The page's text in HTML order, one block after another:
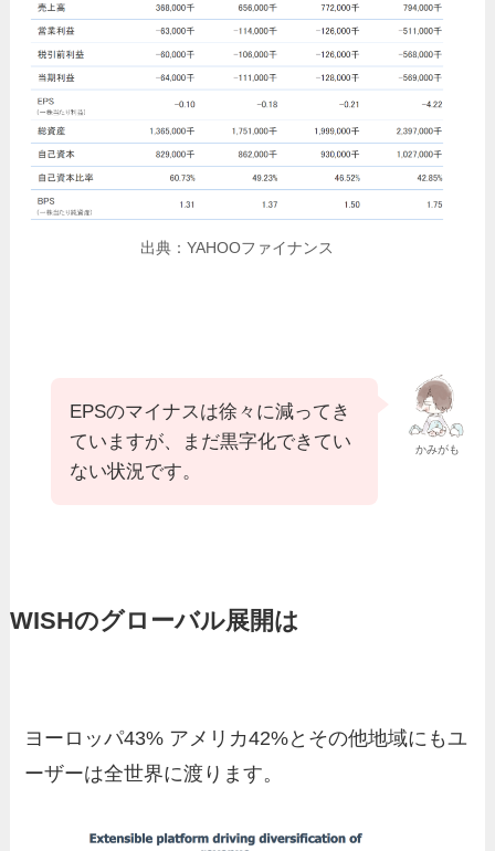
出典：YAHOOファイナンス
かみがも
EPSのマイナスは徐々に減ってき
ていますが、まだ黒字化できてい
ない状況です。
WISHのグローバル展開は
ヨーロッパ43% アメリカ42%とその他地域にもユ
ーザーは全世界に渡ります。